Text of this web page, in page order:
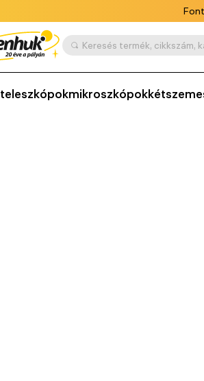
teleszkópokmikroszkópok